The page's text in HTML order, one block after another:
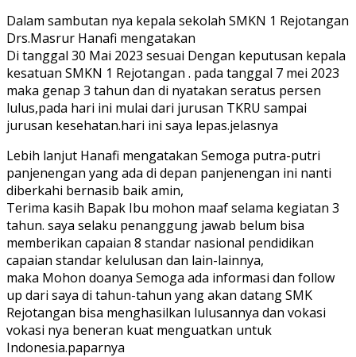
Dalam sambutan nya kepala sekolah SMKN 1 Rejotangan
Drs.Masrur Hanafi mengatakan
Di tanggal 30 Mai 2023 sesuai Dengan keputusan kepala
kesatuan SMKN 1 Rejotangan . pada tanggal 7 mei 2023
maka genap 3 tahun dan di nyatakan seratus persen
lulus,pada hari ini mulai dari jurusan TKRU sampai
jurusan kesehatan.hari ini saya lepas.jelasnya
Lebih lanjut Hanafi mengatakan Semoga putra-putri
panjenengan yang ada di depan panjenengan ini nanti
diberkahi bernasib baik amin,
Terima kasih Bapak Ibu mohon maaf selama kegiatan 3
tahun. saya selaku penanggung jawab belum bisa
memberikan capaian 8 standar nasional pendidikan
capaian standar kelulusan dan lain-lainnya,
maka Mohon doanya Semoga ada informasi dan follow
up dari saya di tahun-tahun yang akan datang SMK
Rejotangan bisa menghasilkan lulusannya dan vokasi
vokasi nya beneran kuat menguatkan untuk
Indonesia.paparnya